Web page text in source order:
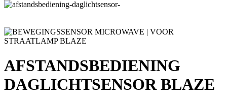
AFSTANDSBEDIENING
DAGLICHTSENSOR BLAZE